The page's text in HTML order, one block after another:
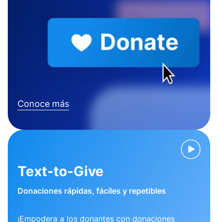
Conoce más
Text-to-Give
Donaciones rápidas, fáciles y repetibles
¡Empodera a los donantes con donaciones